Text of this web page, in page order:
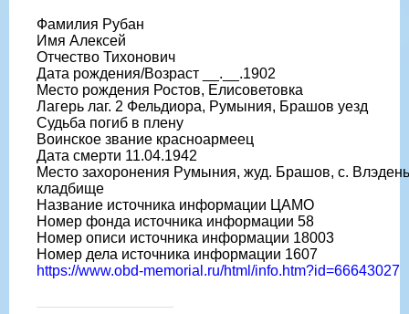
Фамилия Рубан
Имя Алексей
Отчество Тихонович
Дата рождения/Возраст __.__.1902
Место рождения Ростов, Елисоветовка
Лагерь лаг. 2 Фельдиора, Румыния, Брашов уезд
Судьба погиб в плену
Воинское звание красноармеец
Дата смерти 11.04.1942
Место захоронения Румыния, жуд. Брашов, с.
кладбище
Название источника информации ЦАМО
Номер фонда источника информации 58
Номер описи источника информации 18003
Номер дела источника информации 1607
https://www.obd-memorial.ru/html/info.htm?id=66643027